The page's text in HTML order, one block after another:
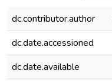
dc.contributor.author
dc.date.accessioned
dc.date.available